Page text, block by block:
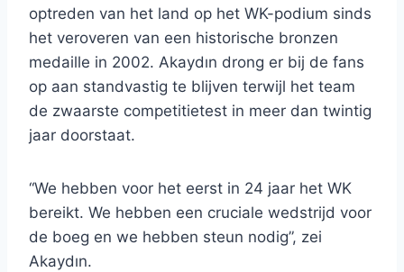
optreden van het land op het WK-podium sinds
het veroveren van een historische bronzen
medaille in 2002. Akaydın drong er bij de fans
op aan standvastig te blijven terwijl het team
de zwaarste competitietest in meer dan twintig
jaar doorstaat.
“We hebben voor het eerst in 24 jaar het WK
bereikt. We hebben een cruciale wedstrijd voor
de boeg en we hebben steun nodig”, zei
Akaydın.